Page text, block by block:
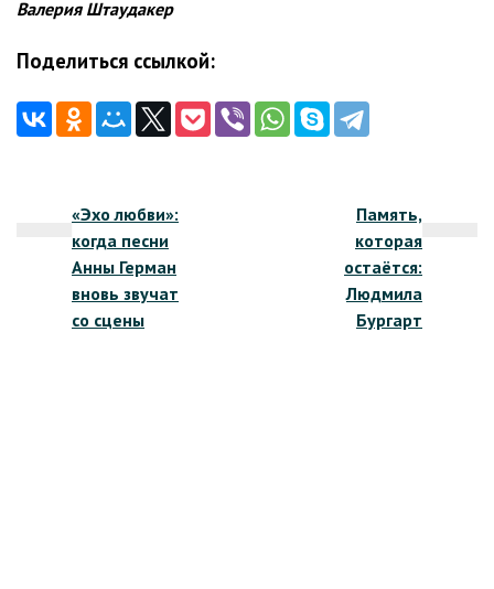
Валерия Штаудакер
Поделиться ссылкой:
записям
«Эхо любви»:
когда песни
Анны Герман
вновь звучат
со сцены
Память,
которая
остаётся:
Людмила
Бургарт